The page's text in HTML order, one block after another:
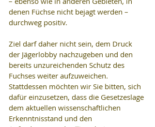
denen Füchse nicht bejagt werden –
durchweg positiv.
Ziel darf daher nicht sein, dem Druck
der Jägerlobby nachzugeben und den
bereits unzureichenden Schutz des
Fuchses weiter aufzuweichen.
Stattdessen möchten wir Sie bitten, sich
dafür einzusetzen, dass die Gesetzeslage
dem aktuellen wissenschaftlichen
Erkenntnisstand und den